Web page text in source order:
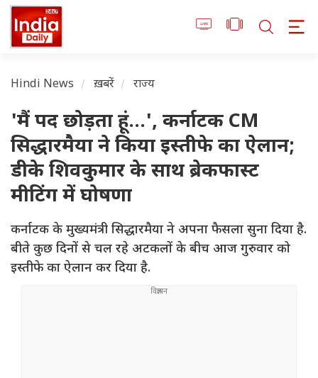
Hindi News ख़बरें राज्य
'मैं पद छोड़ता हूं...', कर्नाटक CM
सिद्धारमैया ने किया इस्तीफे का ऐलान;
डीके शिवकुमार के साथ ब्रेकफास्ट
मीटिंग में घोषणा
कर्नाटक के मुख्यमंत्री सिद्धारमैया ने अपना फैसला सुना दिया है.
बीते कुछ दिनों से चल रहे अटकलों के बीच आज गुरुवार को
इस्तीफे का ऐलान कर दिया है.